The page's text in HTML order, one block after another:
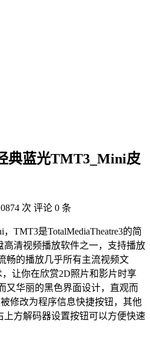
典蓝光TMT3_Mini皮
次 评论 0 条
TMT3是TotalMediaTheatre3的简
高清视频播放软件之一，支持播放
畅的播放几乎所有主流视频文
让你在欣赏2D照片和影片时享
又华丽的黑色界面设计，直观而
修改为程序信息快捷按钮，其他
方解码器设置按钮可以方便快速